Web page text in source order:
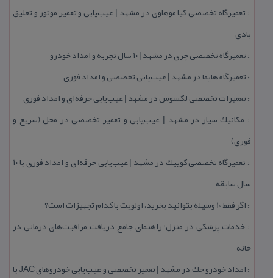
:: تعمیرگاه تخصصی كیا موهاوی در مشهد | عیب‌یابی و تعمیر موتور و تعلیق
بادی
:: تعمیرگاه تخصصی چری در مشهد | ۱۰ سال تجربه و امداد خودرو
:: تعمیرگاه هایما در مشهد | عیب‌یابی تخصصی و امداد فوری
:: تعمیرات تخصصی لكسوس در مشهد | عیب‌یابی حرفه‌ای و امداد فوری
:: مكانیك سیار در مشهد | عیب‌یابی و تعمیر تخصصی در محل (سریع و
فوری)
::
تعمیرگاه تخصصی كوییك در مشهد | عیب‌یابی حرفه‌ای و امداد فوری با ۱۰
سال سابقه
:: اگر فقط 10 وسیله بتوانید بخرید، اولویت با كدام تجهیزات است؟
:: خدمات پزشكی در منزل؛ راهنمای جامع دریافت مراقبت‌های درمانی در
خانه
::
امداد خودرو جك در مشهد | تعمیر تخصصی و عیب‌یابی خودروهای JAC با